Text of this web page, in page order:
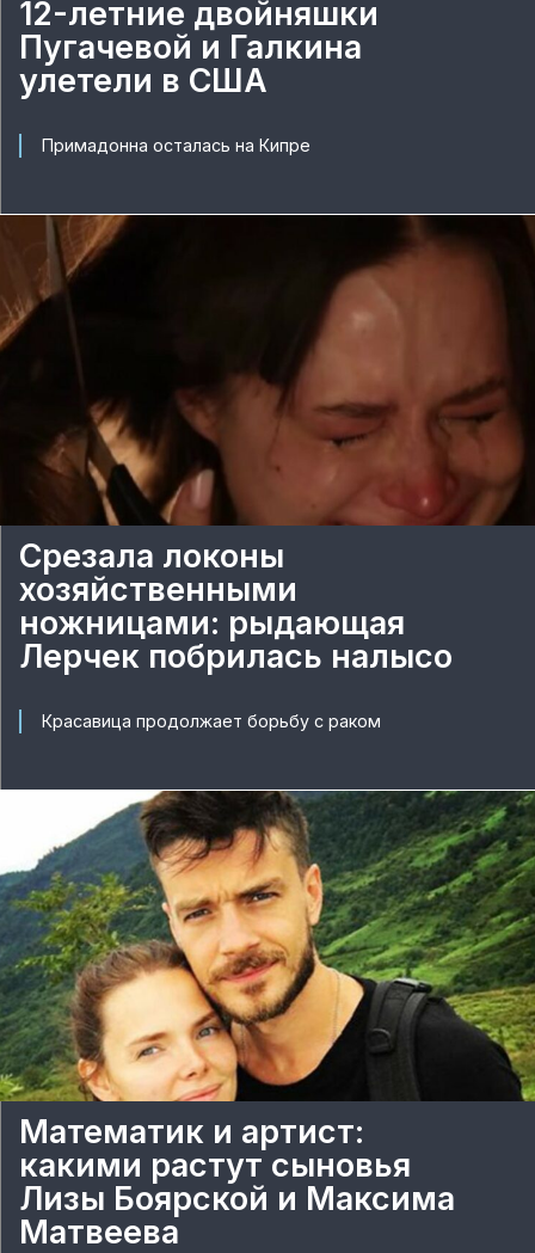
12-летние двойняшки
Пугачевой и Галкина
улетели в США
Примадонна осталась на Кипре
Срезала локоны
хозяйственными
ножницами: рыдающая
Лерчек побрилась налысо
Красавица продолжает борьбу с раком
Математик и артист:
какими растут сыновья
Лизы Боярской и Максима
Матвеева